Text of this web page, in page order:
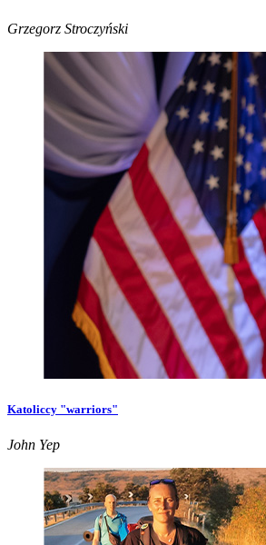
Grzegorz Stroczyński
Katoliccy "warriors"
John Yep